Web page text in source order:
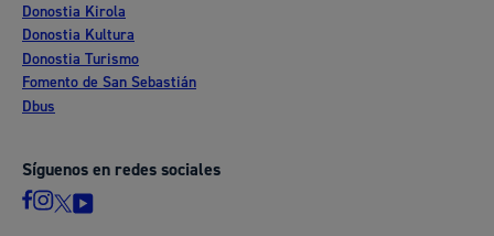
Donostia Kirola
Donostia Kultura
Donostia Turismo
Fomento de San Sebastián
Dbus
Síguenos en redes sociales